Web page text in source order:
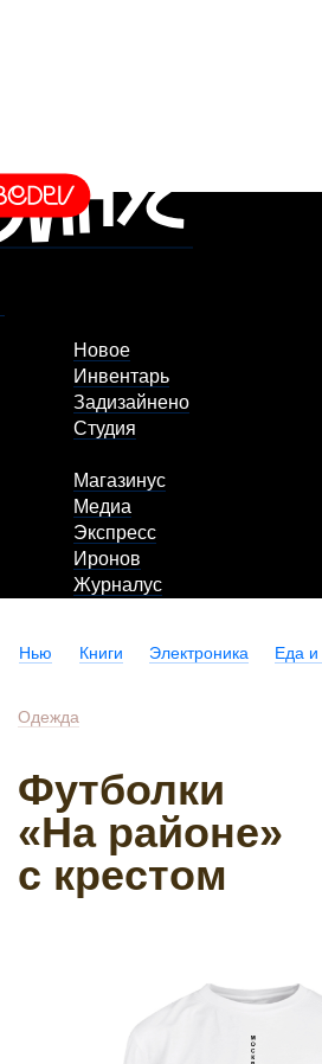
Новое
Инвентарь
Задизайнено
Студия
Магазинус
Медиа
Экспресс
Иронов
Журналус
Нью Книги Электроника Еда и
Одежда
Футболки
«На районе»
с крестом